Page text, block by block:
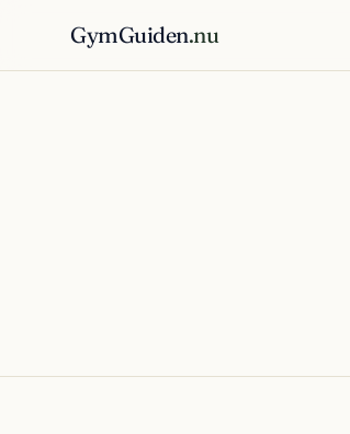
GymGuiden.nu